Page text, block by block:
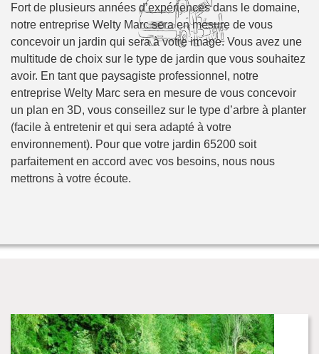
Fort de plusieurs années d’expériences dans le domaine,
notre entreprise Welty Marc sera en mesure de vous
concevoir un jardin qui sera à votre image. Vous avez une
multitude de choix sur le type de jardin que vous souhaitez
avoir. En tant que paysagiste professionnel, notre
entreprise Welty Marc sera en mesure de vous concevoir
un plan en 3D, vous conseillez sur le type d’arbre à planter
(facile à entretenir et qui sera adapté à votre
environnement). Pour que votre jardin 65200 soit
parfaitement en accord avec vos besoins, nous nous
mettrons à votre écoute.